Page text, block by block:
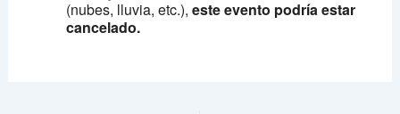
(nubes, lluvia, etc.),este evento podría estar
cancelado.